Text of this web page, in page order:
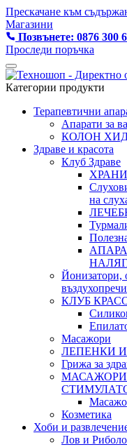
Прескачане към
Магазини
Позвънете: 0876 300
Проследи поръчка
Категории продукти
Терапевтични
Апарати за
КОЛОН
Здраве и красота
Клуб Здраве
на
Йонизатори,
КЛУБ
Масажори
ЛЕПЕНКИ
Грижа за
Козметика
Хоби и
Лов и